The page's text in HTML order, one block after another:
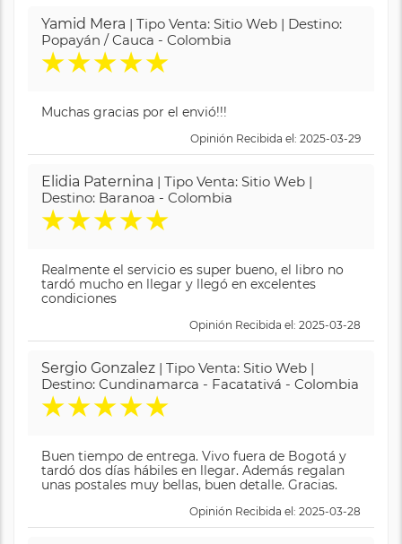
Yamid Mera | Tipo Venta: Sitio Web | Destino:
Popayán / Cauca - Colombia
★★★★★
Muchas gracias por el envió!!!
Opinión Recibida el: 2025-03-29
Elidia Paternina | Tipo Venta: Sitio Web |
Destino: Baranoa - Colombia
★★★★★
Realmente el servicio es super bueno, el libro no
tardó mucho en llegar y llegó en excelentes
condiciones
Opinión Recibida el: 2025-03-28
Sergio Gonzalez | Tipo Venta: Sitio Web |
Destino: Cundinamarca - Facatativá - Colombia
★★★★★
Buen tiempo de entrega. Vivo fuera de Bogotá y
tardó dos días hábiles en llegar. Además regalan
unas postales muy bellas, buen detalle. Gracias.
Opinión Recibida el: 2025-03-28